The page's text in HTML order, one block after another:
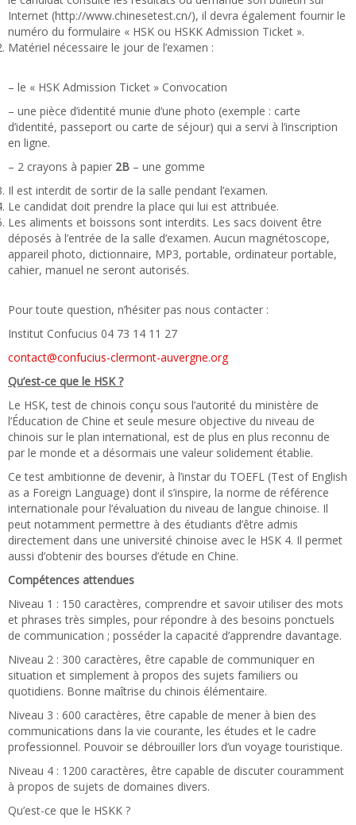
Internet (http://www.chinesetest.cn/), il devra également fournir le
numéro du formulaire « HSK ou HSKK Admission Ticket ».
Matériel nécessaire le jour de l’examen :
– le « HSK Admission Ticket » Convocation
– une pièce d’identité munie d’une photo (exemple : carte
d’identité, passeport ou carte de séjour) qui a servi à l’inscription
en ligne.
– 2 crayons à papier 2B – une gomme
Il est interdit de sortir de la salle pendant l’examen.
Le candidat doit prendre la place qui lui est attribuée.
Les aliments et boissons sont interdits. Les sacs doivent être
déposés à l’entrée de la salle d’examen. Aucun magnétoscope,
appareil photo, dictionnaire, MP3, portable, ordinateur portable,
cahier, manuel ne seront autorisés.
Pour toute question, n’hésiter pas nous contacter :
Institut Confucius 04 73 14 11 27
contact@confucius-clermont-auvergne.org
Qu’est-ce que le HSK ?
Le HSK, test de chinois conçu sous l’autorité du ministère de
l’Éducation de Chine et seule mesure objective du niveau de
chinois sur le plan international, est de plus en plus reconnu de
par le monde et a désormais une valeur solidement établie.
Ce test ambitionne de devenir, à l’instar du TOEFL (Test of English
as a Foreign Language) dont il s’inspire, la norme de référence
internationale pour l’évaluation du niveau de langue chinoise. Il
peut notamment permettre à des étudiants d’être admis
directement dans une université chinoise avec le HSK 4. Il permet
aussi d’obtenir des bourses d’étude en Chine.
Compétences attendues
Niveau 1 : 150 caractères, comprendre et savoir utiliser des mots
et phrases très simples, pour répondre à des besoins ponctuels
de communication ; posséder la capacité d’apprendre davantage.
Niveau 2 : 300 caractères, être capable de communiquer en
situation et simplement à propos des sujets familiers ou
quotidiens. Bonne maîtrise du chinois élémentaire.
Niveau 3 : 600 caractères, être capable de mener à bien des
communications dans la vie courante, les études et le cadre
professionnel. Pouvoir se débrouiller lors d’un voyage touristique.
Niveau 4 : 1200 caractères, être capable de discuter couramment
à propos de sujets de domaines divers.
Qu’est-ce que le HSKK ?